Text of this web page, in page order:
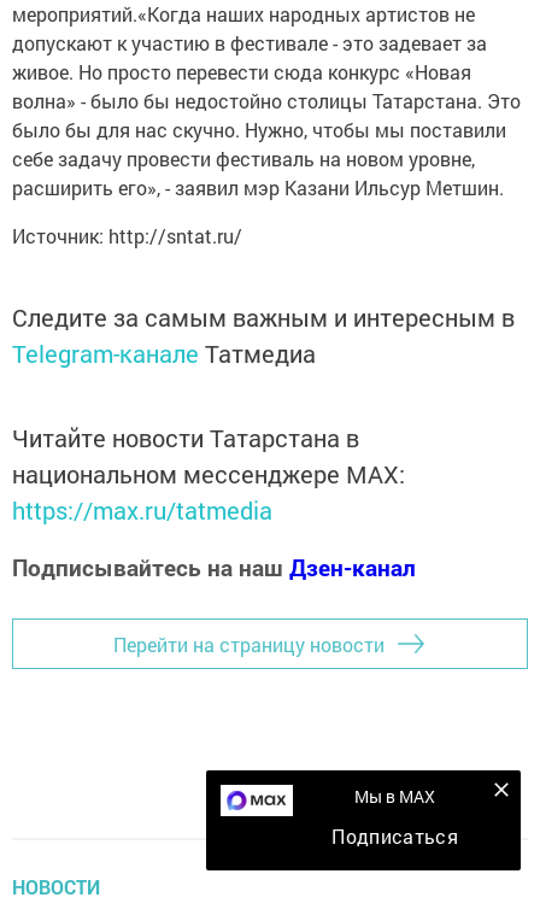
мероприятий.«Когда наших народных артистов не
допускают к участию в фестивале - это задевает за
живое. Но просто перевести сюда конкурс «Новая
волна» - было бы недостойно столицы Татарстана. Это
было бы для нас скучно. Нужно, чтобы мы поставили
себе задачу провести фестиваль на новом уровне,
расширить его», - заявил мэр Казани Ильсур Метшин.
Источник: http://sntat.ru/
Следите за самым важным и интересным в
Telegram-канале Татмедиа
Читайте новости Татарстана в
национальном мессенджере MАХ:
https://max.ru/tatmedia
Подписывайтесь на наш Дзен-канал
Перейти на страницу новости
НОВОСТИ
Мы в MAX
Подписаться